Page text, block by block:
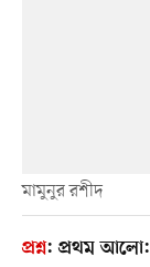
মামুনুর রশীদ
প্রশ্ন: প্রথম আলো: এ